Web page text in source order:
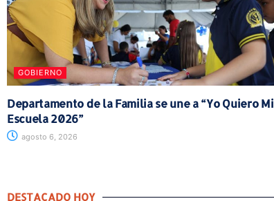
GOBIERNO
Departamento de la Familia se une a “Yo Quiero Mi
Escuela 2026”
agosto 6, 2026
DESTACADO HOY